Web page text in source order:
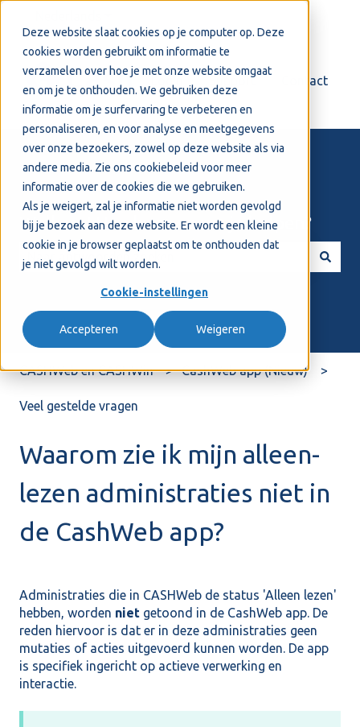
Deze website slaat cookies op je computer op. Deze
cookies worden gebruikt om informatie te
verzamelen over hoe je met onze website omgaat
en om je te onthouden. We gebruiken deze
informatie om je surfervaring te verbeteren en
personaliseren, en voor analyse en meetgegevens
over onze bezoekers, zowel op deze website als via
andere media. Zie ons cookiebeleid voor meer
informatie over de cookies die we gebruiken.
Als je weigert, zal je informatie niet worden gevolgd
bij je bezoek aan deze website. Er wordt een kleine
cookie in je browser geplaatst om te onthouden dat
je niet gevolgd wilt worden.
Cookie-instellingen
Accepteren Weigeren
Support Contact
Welkom! Hoe kunnen we je helpen?
CASHWeb en CASHWin CashWeb app (Nieuw)
Veel gestelde vragen
Waarom zie ik mijn alleen-
lezen administraties niet in
de CashWeb app?
Administraties die in CASHWeb de status 'Alleen lezen'
hebben, worden niet getoond in de CashWeb app. De
reden hiervoor is dat er in deze administraties geen
mutaties of acties uitgevoerd kunnen worden. De app
is specifiek ingericht op actieve verwerking en
interactie.